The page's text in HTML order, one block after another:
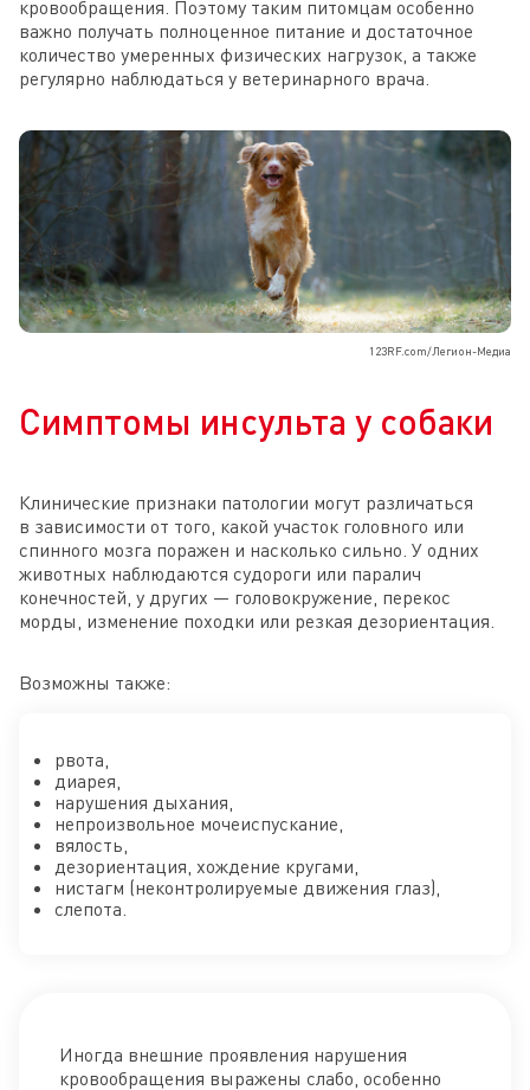
кровообращения. Поэтому таким питомцам особенно
важно получать полноценное питание и достаточное
количество умеренных физических нагрузок, а также
регулярно наблюдаться у ветеринарного врача.
123RF.com/Легион-Медиа
Симптомы инсульта у собаки
Клинические признаки патологии могут различаться
в зависимости от того, какой участок головного или
спинного мозга поражен и насколько сильно. У одних
животных наблюдаются судороги или паралич
конечностей, у других — головокружение, перекос
морды, изменение походки или резкая дезориентация.
Возможны также:
рвота,
диарея,
нарушения дыхания,
непроизвольное мочеиспускание,
вялость,
дезориентация, хождение кругами,
нистагм (неконтролируемые движения глаз),
слепота.
Иногда внешние проявления нарушения
кровообращения выражены слабо, особенно